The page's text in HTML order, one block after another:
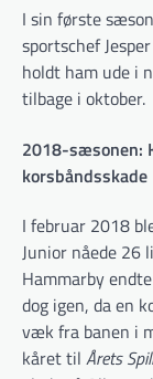
I sin første
sportschef
holdt ham ude i
tilbage i oktober.
2018-sæsonen:
korsbåndsskade
I februar 2018
Junior nåede 26
Hammarby
dog igen, da en
væk fra banen i
kåret til Årets